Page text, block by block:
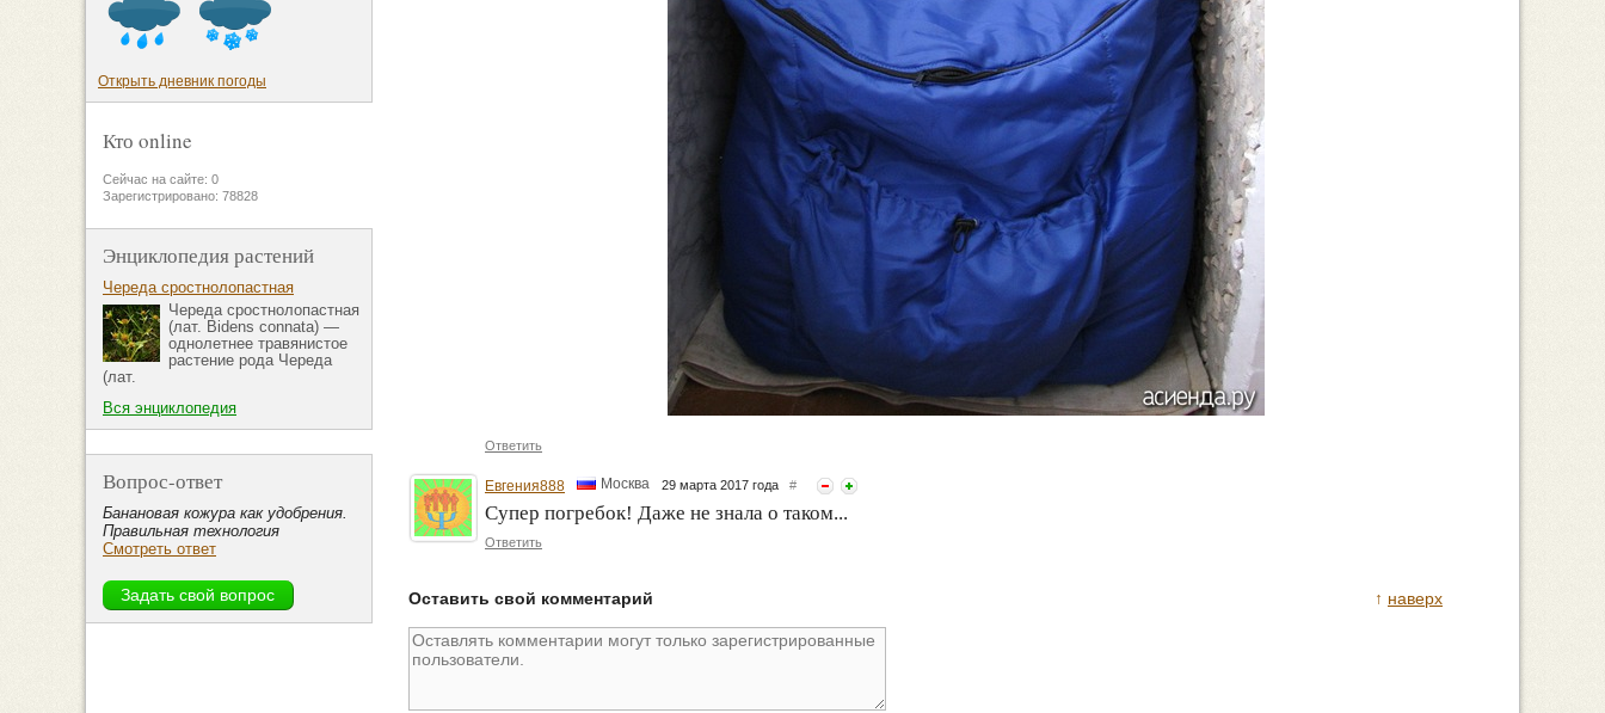
Ответить
Евгения888 Москва 29 марта 2017 года #
Супер погребок! Даже не знала о таком...
Ответить
↑ наверх
Оставить свой комментарий
Открыть дневник погоды
Кто online
Сейчас на сайте: 0
Зарегистрировано: 78828
Энциклопедия растений
Череда сростнолопастная
Череда сростнолопастная
(лат. Bidens connata) —
однолетнее травянистое
растение рода Череда
(лат.
Вся энциклопедия
Вопрос-ответ
Банановая кожура как удобрения.
Правильная технология
Смотреть ответ